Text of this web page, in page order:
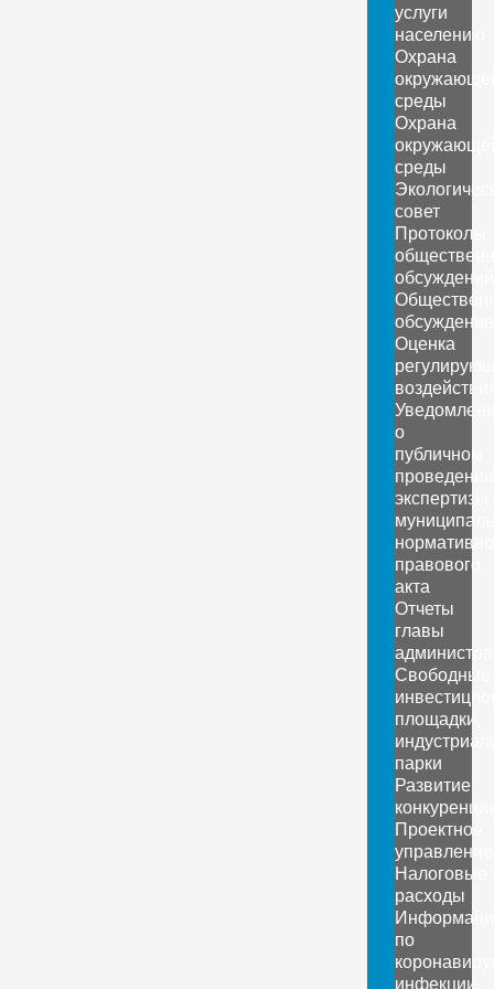
услуги
населению
Охрана
среды
Охрана
среды
совет
Протоколы
обсуждений
обсуждения
Оценка
о
публичном
проведении
экспертизы
правового
акта
Отчеты
главы
Свободные
площадки,
парки
Развитие
Проектное
управление
Налоговые
расходы
по
инфекции